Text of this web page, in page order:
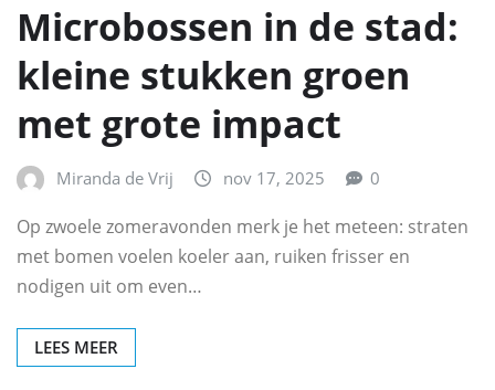
Microbossen in de stad:
kleine stukken groen
met grote impact
Miranda de Vrij nov 17, 2025 0
Op zwoele zomeravonden merk je het meteen: straten
met bomen voelen koeler aan, ruiken frisser en
nodigen uit om even…
LEES MEER